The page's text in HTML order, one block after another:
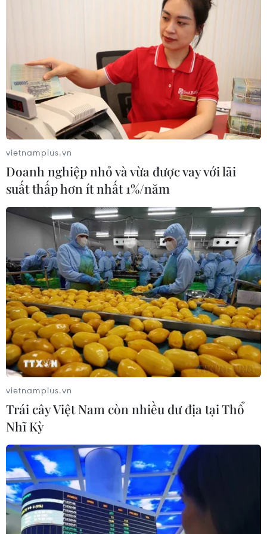
HLV RB Leipzig: Thua Bayern là một bài
học lớn cho chúng tôi
22/12/2016 04:31
Huấn luyện viên Ralph Hasenhuttl của RB Leipzig đã lên
tiếng thừa nhận đội bóng của ông đã nhận được "bài
học" sau trận thua 0-3 trước Bayern Munich.
vietnamplus.vn
Doanh nghiệp nhỏ và vừa được vay với lãi
suất thấp hơn ít nhất 1%/năm
vietnamplus.vn
Trái cây Việt Nam còn nhiều dư địa tại Thổ
Nhĩ Kỳ